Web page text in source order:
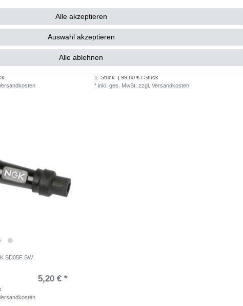
GSX 550 E GN71D
89,50 € *
Stator Lichtmaschine Suzuki GSX 550 E GN71D
UVP 163,95 € 99,80 € *
1 Stück | 99,80 € / Stück
*inkl. ges. MwSt. zzgl.Versandkosten
SD05F SW
5,20 € *
Alle akzeptieren
Auswahl akzeptieren
Alle ablehnen